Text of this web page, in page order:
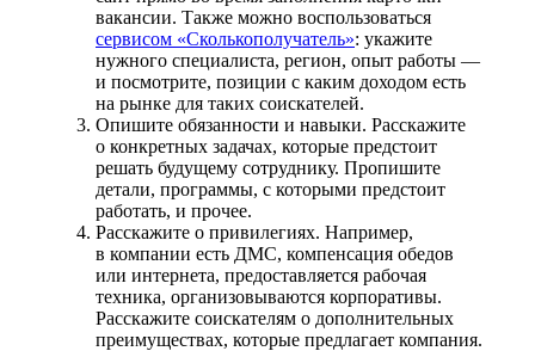
вакансии. Также можно воспользоваться
сервисом «Сколькополучатель»: укажите
нужного специалиста, регион, опыт работы —
и посмотрите, позиции с каким доходом есть
на рынке для таких соискателей.
Опишите обязанности и навыки. Расскажите
о конкретных задачах, которые предстоит
решать будущему сотруднику. Пропишите
детали, программы, с которыми предстоит
работать, и прочее.
Расскажите о привилегиях. Например,
в компании есть ДМС, компенсация обедов
или интернета, предоставляется рабочая
техника, организовываются корпоративы.
Расскажите соискателям о дополнительных
преимуществах, которые предлагает компания.